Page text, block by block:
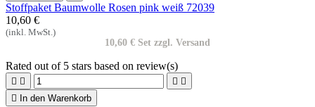
Stoffpaket Baumwolle Rosen pink weiß 72039
10,60 €
(inkl. MwSt.)
10,60 € Set zzgl. Versand
Rated out of 5 stars based on review(s)
   

In den Warenkorb